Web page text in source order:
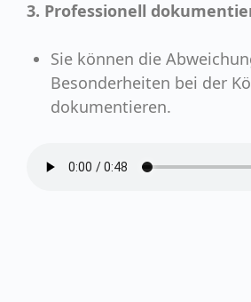
3. Professionell
Sie können die
Besonderheiten bei der
dokumentieren.